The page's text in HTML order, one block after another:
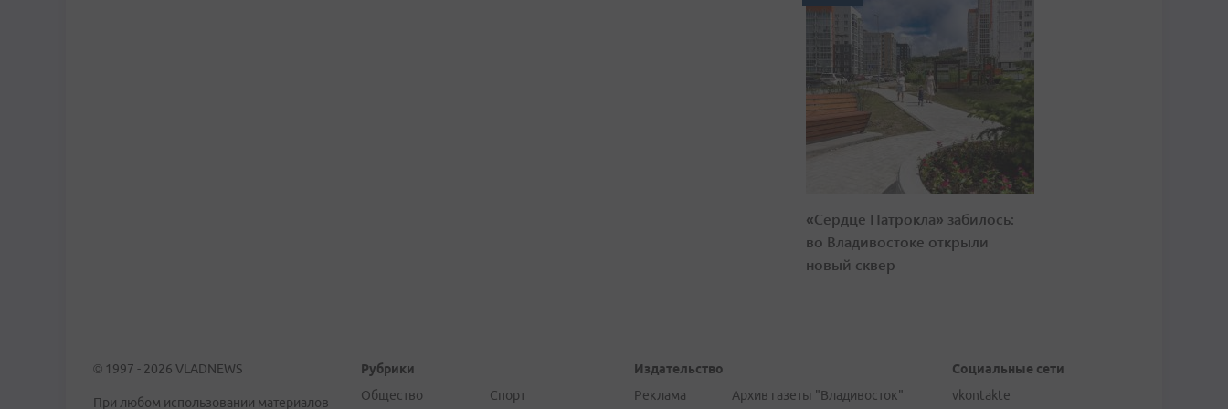
«Сердце Патрокла» забилось:
во Владивостоке открыли
новый сквер
© 1997 - 2026 VLADNEWS
При любом использовании материалов
Рубрики
Общество
Спорт
Издательство
Реклама
Архив газеты "Владивосток"
Социальные сети
vkontakte